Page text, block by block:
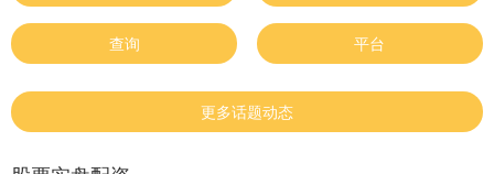
查询 平台
更多话题动态